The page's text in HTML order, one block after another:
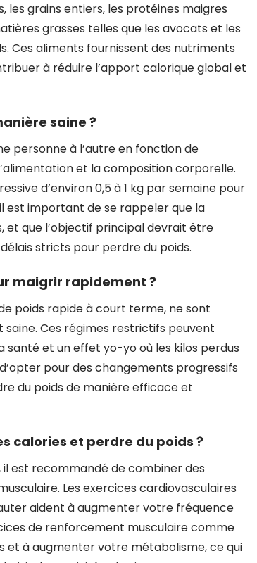
les grains entiers, les protéines maigres
grasses telles que les avocats et les
Ces aliments fournissent des nutriments
à réduire l’apport calorique global et
saine ?
personne à l’autre en fonction de
et la composition corporelle.
d’environ 0,5 à 1 kg par semaine pour
est important de se rappeler que la
et que l’objectif principal devrait être
stricts pour perdre du poids.
maigrir rapidement ?
poids rapide à court terme, ne sont
Ces régimes restrictifs peuvent
et un effet yo-yo où les kilos perdus
pour des changements progressifs
du poids de manière efficace et
calories et perdre du poids ?
est recommandé de combiner des
Les exercices cardiovasculaires
aident à augmenter votre fréquence
de renforcement musculaire comme
et à augmenter votre métabolisme, ce qui